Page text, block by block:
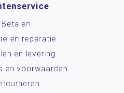
Betalen
en reparatie
en levering
en voorwaarden